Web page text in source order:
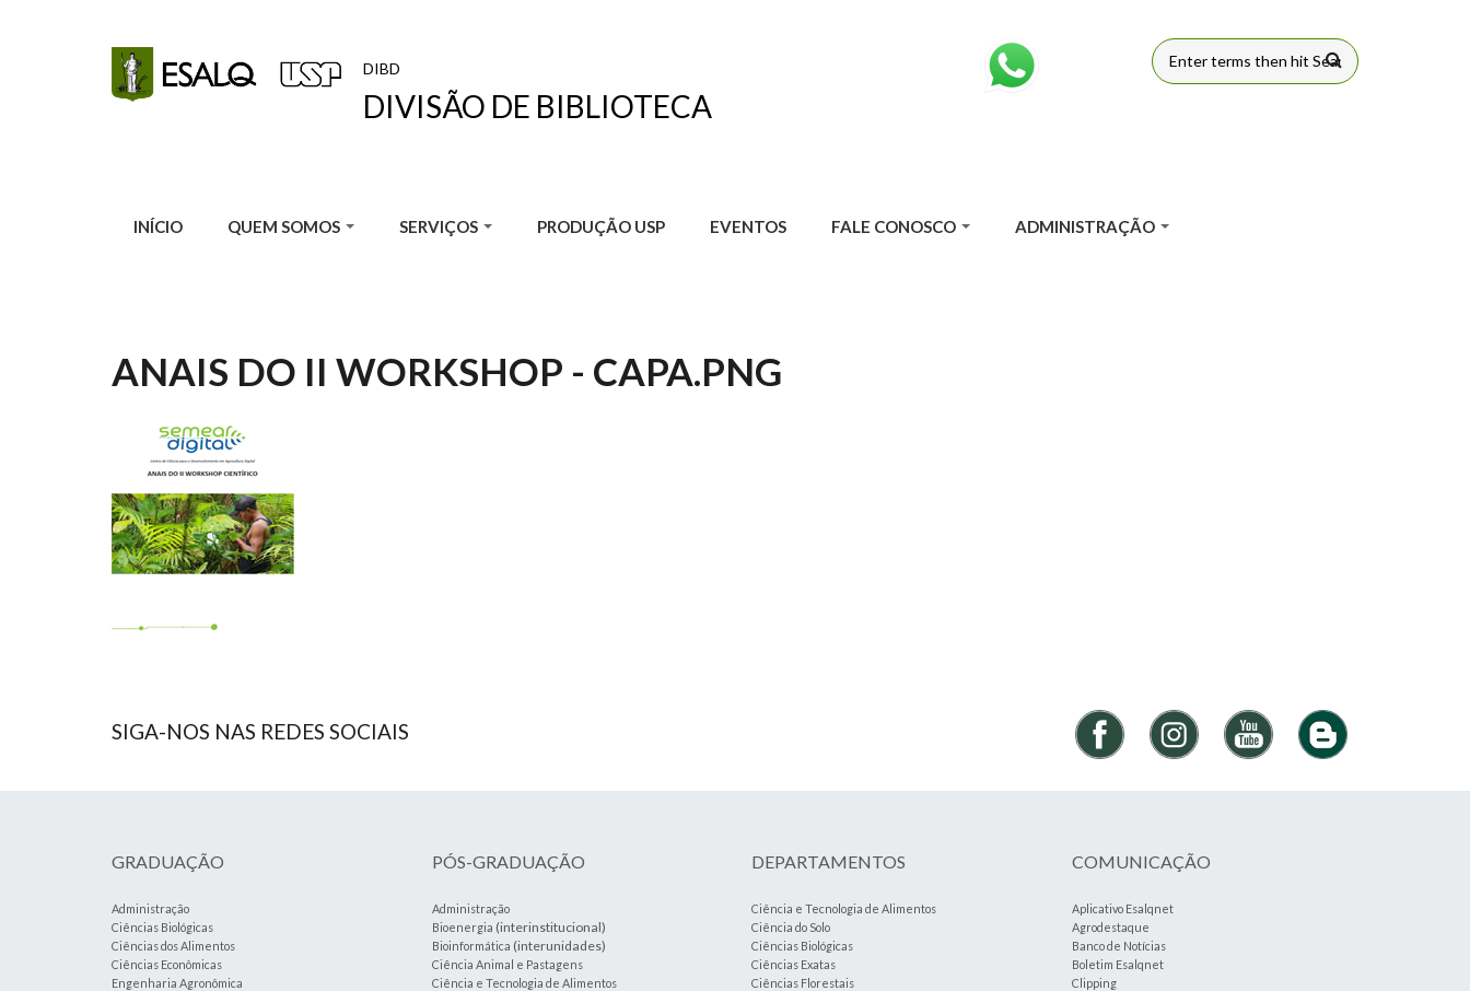
DIBD
DIVISÃO DE BIBLIOTECA
FORMULÁRIO
INÍCIO QUEM SOMOS SERVIÇOS PRODUÇÃO USP EVENTOS FALE CONOSCO ADMINISTRAÇÃO
ANAIS DO II WORKSHOP - CAPA.PNG
SIGA-NOS NAS REDES SOCIAIS
GRADUAÇÃO
Administração
Ciências Biológicas
Ciências dos Alimentos
Ciências Econômicas
Engenharia Agronômica
PÓS-GRADUAÇÃO
Administração
Bioenergia (interinstitucional)
Bioinformática (interunidades)
Ciência Animal e Pastagens
Ciência e Tecnologia de Alimentos
DEPARTAMENTOS
Ciência e Tecnologia de Alimentos
Ciência do Solo
Ciências Biológicas
Ciências Exatas
Ciências Florestais
COMUNICAÇÃO
Aplicativo Esalqnet
Agrodestaque
Banco de Notícias
Boletim Esalqnet
Clipping